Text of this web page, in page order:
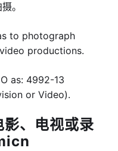
。
to photograph
productions.
as: 4992-13
or Video).
、电视或录